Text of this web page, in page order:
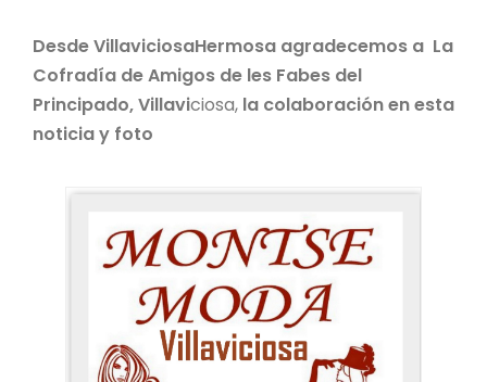
Desde VillaviciosaHermosa agradecemos a La
Cofradía de Amigos de les Fabes del
Principado, Villaviciosa, la colaboración en esta
noticia y foto